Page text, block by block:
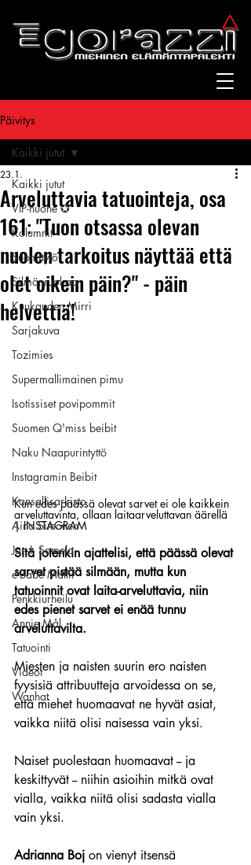
Päivitys
Kaikki jutut
VIP-huone ✪
Kolumnit
Suomitytöt
Silmänruokaa
Kuukauden Mirri
Sarjakuva
Tozimies
Supermallimainen pimu
Isotissiset povipommit
Suomen Q'miss beibit
Naku Naapurintyttö
Instagramin Beibit
Kansallisarkisto
Aina Simonen
Jan I. Somela
e-Babe Mallit
Penkkiurheilu
Annie Mål
Tatuointi
Videot
Wanhat
Kaikki jutut
Arveluttavia tatuointeja, osa
161: "Tuon otsassa olevan
nuolen tarkoitus näyttää että
olet oikein päin?" - päin
helvettiä!
23.1.
Kun edes päässä olevat sarvet ei ole kaikkein
arveluttavinta, ollaan laitaarveluttavan äärellä
| INSTAGRAM
Sitä jotenkin ajattelisi, että päässä olevat
sarvet pistää silmään, mutta kun
tatuoinnit ovat laita-arveluttavia, niin
edes pienet sarvet ei enää tunnu
arveluttavilta.
Miesten ja naisten suurin ero naisten
fyysisiä attribuutteja arvoidessa on se,
että miehet huomaavat ne hyvät asiat,
vaikka niitä olisi naisessa vain yksi.
Naiset puolestaan huomaavat -- ja
keskittyvät -- niihin asioihin mitkä ovat
vialla, vaikka niitä olisi sadasta vialla
vain yksi.
Adrianna Boj on vienyt itsensä